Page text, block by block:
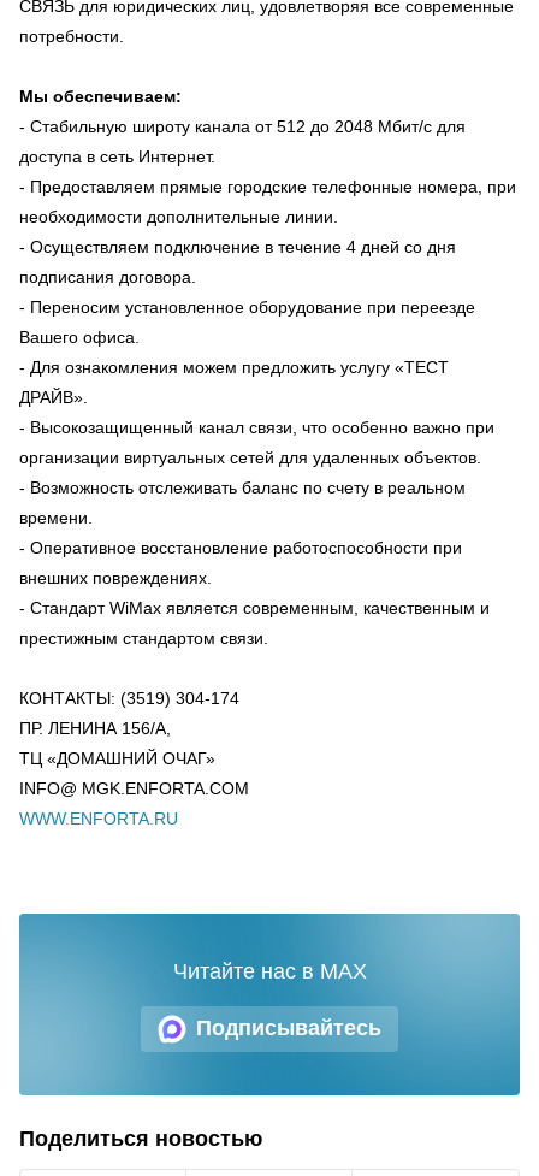
СВЯЗЬ для юридических лиц, удовлетворяя все современные
потребности.
Мы обеспечиваем:
- Стабильную широту канала от 512 до 2048 Мбит/с для
доступа в сеть Интернет.
- Предоставляем прямые городские телефонные номера, при
необходимости дополнительные линии.
- Осуществляем подключение в течение 4 дней со дня
подписания договора.
- Переносим установленное оборудование при переезде
Вашего офиса.
- Для ознакомления можем предложить услугу «ТЕСТ
ДРАЙВ».
- Высокозащищенный канал связи, что особенно важно при
организации виртуальных сетей для удаленных объектов.
- Возможность отслеживать баланс по счету в реальном
времени.
- Оперативное восстановление работоспособности при
внешних повреждениях.
- Стандарт WiMax является современным, качественным и
престижным стандартом связи.
КОНТАКТЫ: (3519) 304-174
ПР. ЛЕНИНА 156/А,
ТЦ «ДОМАШНИЙ ОЧАГ»
INFO@ MGK.ENFORTA.COM
WWW.ENFORTA.RU
Подписывайтесь
Читайте нас в MAX
Поделиться новостью